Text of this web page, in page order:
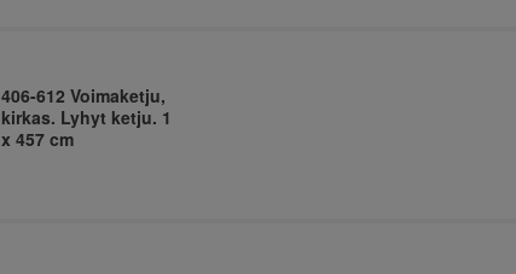
406-612 Voimaketju,
kirkas. Lyhyt ketju. 1
x 457 cm